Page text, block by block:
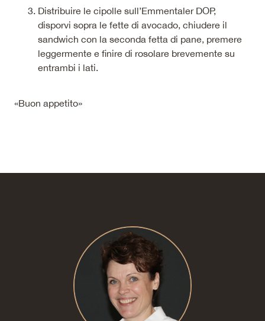
Distribuire le cipolle sull’Emmentaler DOP,
disporvi sopra le fette di avocado, chiudere il
sandwich con la seconda fetta di pane, premere
leggermente e finire di rosolare brevemente su
entrambi i lati.
«Buon appetito»